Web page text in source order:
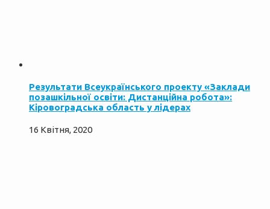
Результати Всеукраїнського проекту «Заклади
позашкільної освіти: Дистанційна робота»:
Кіровоградська область у лідерах
16 Квітня, 2020